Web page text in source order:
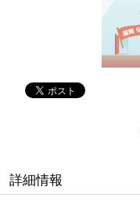
詳細情報